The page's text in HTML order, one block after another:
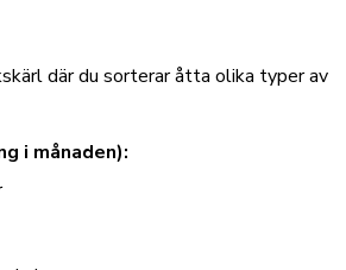
där du sorterar åtta olika typer av
i månaden):